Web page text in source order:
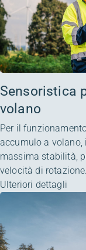
Sensoristica
volano
Per il
accumulo a
massima stabilità,
velocità di rotazione.
Ulteriori dettagli